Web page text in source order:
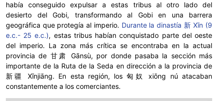
había conseguido expulsar a estas tribus al otro lado del
desierto del Gobi, transformando al Gobi en una barrera
geográfica que protegía al imperio. Durante la dinastía 新 Xīn (9
e.c.- 25 e.c.), estas tribus habían conquistado parte del oeste
del imperio. La zona más crítica se encontraba en la actual
provincia de 甘肃 Gānsù, por donde pasaba la sección más
importante de la Ruta de la Seda en dirección a la provincia de
新疆 Xīnjiāng. En esta región, los 匈奴 xiōng nú atacaban
constantemente a los comerciantes.